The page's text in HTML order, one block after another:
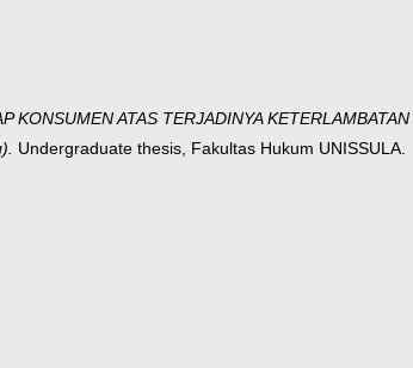
KONSUMEN ATAS TERJADINYA
Undergraduate thesis, Fakultas Hukum UNISSULA.